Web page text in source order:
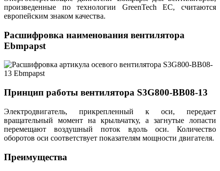
произведенные по технологии GreenTech EC, считаются
европейским знаком качества.
Расшифровка наименования вентилятора
Ebmpapst
Принцип работы вентилятора S3G800-BB08-13
Электродвигатель, прикрепленный к оси, передает
вращательный момент на крыльчатку, а загнутые лопасти
перемещают воздушный поток вдоль оси. Количество
оборотов оси соответствует показателям мощности двигателя.
Преимущества